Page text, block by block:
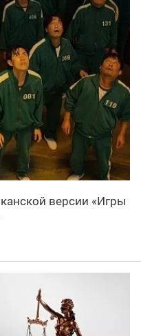
версии «Игры